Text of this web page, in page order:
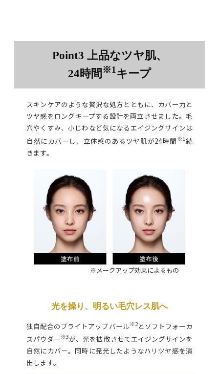
Point3 上品なツヤ肌、
24時間 ※1キープ
スキンケアのような贅沢な処方とともに、カバー力と
ツヤ感をロングキープする設計を両立させました。毛
穴やくすみ、小じわなど気になるエイジングサインは
自然にカバーし、立体感のあるツヤ肌が24時間※1続
きます。
※メークアップ効果によるもの
光を操り、明るい毛穴レス肌へ
独自配合のブライトアップパール※2とソフトフォーカ
スパウダー※3が、光を拡散させてエイジングサインを
自然にカバー。同時に発光したようなハリツヤ感を演
出します。